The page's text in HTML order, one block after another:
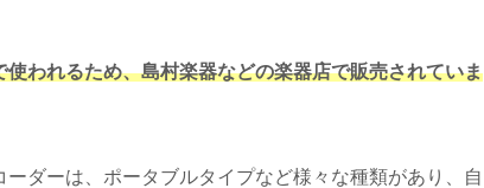
われるため、島村楽器などの楽器店で販売されていま
ダーは、ポータブルタイプなど様々な種類があり、自